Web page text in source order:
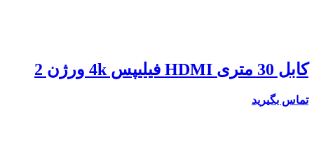
کابل 30 متری HDMI فیلیپس 4k ورژن 2
تماس بگیرید